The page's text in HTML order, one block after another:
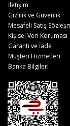
İletişim
Gizlilik ve Güvenlik
Mesafeli Satış
Kişisel Veri Koruması
Garanti ve İade
Müşteri Hizmetleri
Banka Bilgileri